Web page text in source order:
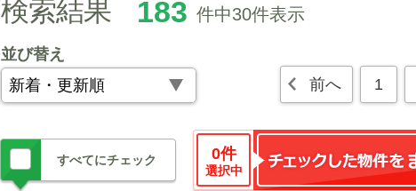
検索結果 183 件中30件表示
並び替え
前へ
1
すべてにチェック 0件
選択中